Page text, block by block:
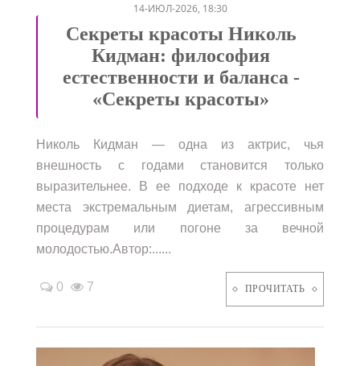
14-ИЮЛ-2026, 18:30
Секреты красоты Николь
Кидман: философия
естественности и баланса -
«Секреты красоты»
Николь Кидман — одна из актрис, чья
внешность с годами становится только
выразительнее. В ее подходе к красоте нет
места экстремальным диетам, агрессивным
процедурам или погоне за вечной
молодостью.Автор:......
0 7 ПРОЧИТАТЬ